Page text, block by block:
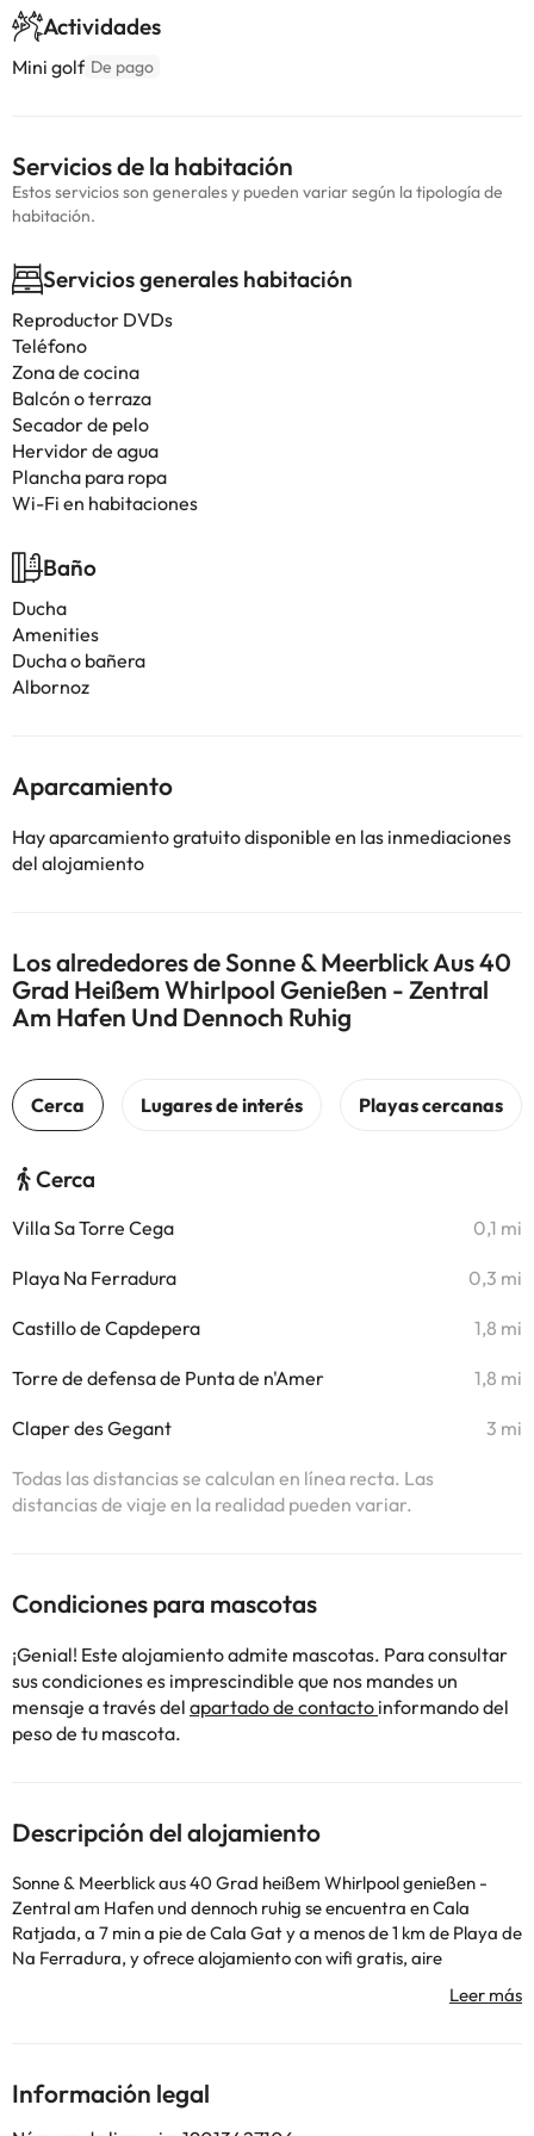
Actividades
Mini golf De pago
Servicios de la habitación
Estos servicios son generales y pueden variar según la tipología de
habitación.
Servicios generales habitación
Reproductor DVDs
Teléfono
Zona de cocina
Balcón o terraza
Secador de pelo
Hervidor de agua
Plancha para ropa
Wi-Fi en habitaciones
Baño
Ducha
Amenities
Ducha o bañera
Albornoz
Aparcamiento
Hay aparcamiento gratuito disponible en las inmediaciones
del alojamiento
Los alrededores de Sonne & Meerblick Aus 40
Grad Heißem Whirlpool Genießen - Zentral
Am Hafen Und Dennoch Ruhig
Cerca
Villa Sa Torre Cega 0,1 mi
Playa Na Ferradura 0,3 mi
Castillo de Capdepera 1,8 mi
Torre de defensa de Punta de n'Amer 1,8 mi
Claper des Gegant 3 mi
Todas las distancias se calculan en línea recta. Las
distancias de viaje en la realidad pueden variar.
Condiciones para mascotas
¡Genial! Este alojamiento admite mascotas. Para consultar
sus condiciones es imprescindible que nos mandes un
mensaje a través del apartado de contacto informando del
peso de tu mascota.
Descripción del alojamiento
Sonne & Meerblick aus 40 Grad heißem Whirlpool genießen -
Zentral am Hafen und dennoch ruhig se encuentra en Cala
Ratjada, a 7 min a pie de Cala Gat y a menos de 1 km de Playa de
Na Ferradura, y ofrece alojamiento con wifi gratis, aire
acondicionado, piscina al aire libre y zona de barbacoa. El
apartamento, que cuenta con piscina privada, está en una zona
baño, ropa de cama, toallas, TV de pantalla plana, zona de
comedor, cocina totalmente equipada y terraza con vistas al
Información legal